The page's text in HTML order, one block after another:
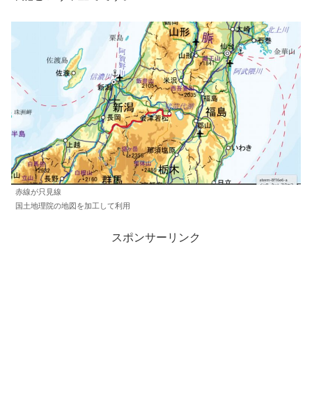
赤線が只見線
国土地理院の地図を加工して利用
スポンサーリンク